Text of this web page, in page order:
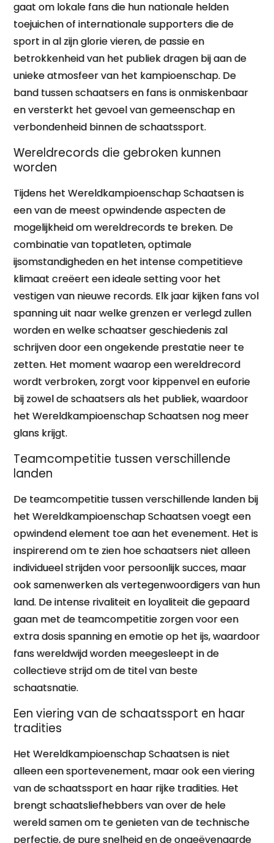
gaat om lokale fans die hun nationale helden
toejuichen of internationale supporters die de
sport in al zijn glorie vieren, de passie en
betrokkenheid van het publiek dragen bij aan de
unieke atmosfeer van het kampioenschap. De
band tussen schaatsers en fans is onmiskenbaar
en versterkt het gevoel van gemeenschap en
verbondenheid binnen de schaatssport.
Wereldrecords die gebroken kunnen
worden
Tijdens het Wereldkampioenschap Schaatsen is
een van de meest opwindende aspecten de
mogelijkheid om wereldrecords te breken. De
combinatie van topatleten, optimale
ijsomstandigheden en het intense competitieve
klimaat creëert een ideale setting voor het
vestigen van nieuwe records. Elk jaar kijken fans vol
spanning uit naar welke grenzen er verlegd zullen
worden en welke schaatser geschiedenis zal
schrijven door een ongekende prestatie neer te
zetten. Het moment waarop een wereldrecord
wordt verbroken, zorgt voor kippenvel en euforie
bij zowel de schaatsers als het publiek, waardoor
het Wereldkampioenschap Schaatsen nog meer
glans krijgt.
Teamcompetitie tussen verschillende
landen
De teamcompetitie tussen verschillende landen bij
het Wereldkampioenschap Schaatsen voegt een
opwindend element toe aan het evenement. Het is
inspirerend om te zien hoe schaatsers niet alleen
individueel strijden voor persoonlijk succes, maar
ook samenwerken als vertegenwoordigers van hun
land. De intense rivaliteit en loyaliteit die gepaard
gaan met de teamcompetitie zorgen voor een
extra dosis spanning en emotie op het ijs, waardoor
fans wereldwijd worden meegesleept in de
collectieve strijd om de titel van beste
schaatsnatie.
Een viering van de schaatssport en haar
tradities
Het Wereldkampioenschap Schaatsen is niet
alleen een sportevenement, maar ook een viering
van de schaatssport en haar rijke tradities. Het
brengt schaatsliefhebbers van over de hele
wereld samen om te genieten van de technische
perfectie, de pure snelheid en de ongeëvenaarde